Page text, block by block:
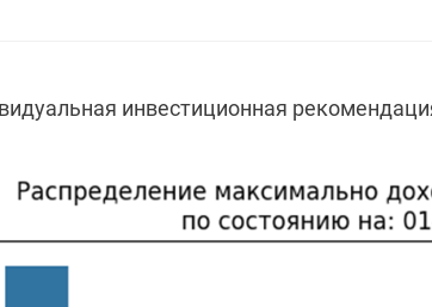
инвестиционная